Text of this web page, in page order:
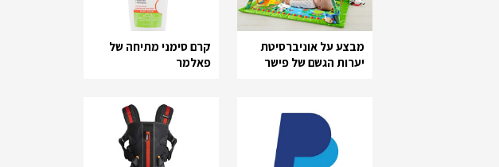
מבצע על אוניברסיטת
יערות הגשם של פישר
קרם סימני מתיחה של
פאלמר